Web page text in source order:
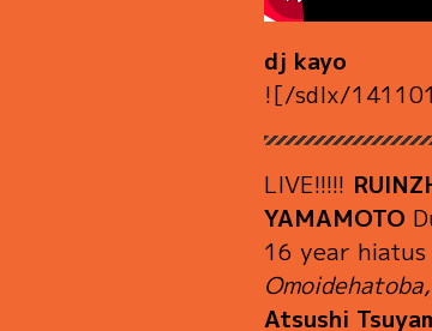
dj kayo
![/sdlx/
LIVE!!!!!
YAMAMOTO
16 year hiatus
Atsushi